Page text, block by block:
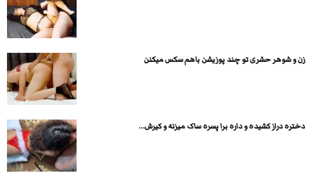
زن و شوهر حشری تو چند پوزیشن باهم سکس میکنن
دختره دراز کشیده و داره برا پسره ساک میزنه و کیرش...